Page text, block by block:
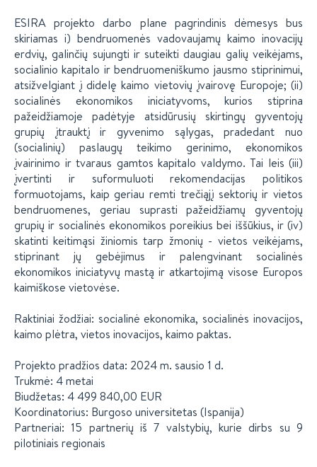
ESIRA projekto darbo plane pagrindinis dėmesys bus
skiriamas i) bendruomenės vadovaujamų kaimo inovacijų
erdvių, galinčių sujungti ir suteikti daugiau galių veikėjams,
socialinio kapitalo ir bendruomeniškumo jausmo stiprinimui,
atsižvelgiant į didelę kaimo vietovių įvairovę Europoje; (ii)
socialinės ekonomikos iniciatyvoms, kurios stiprina
pažeidžiamoje padėtyje atsidūrusių skirtingų gyventojų
grupių įtrauktį ir gyvenimo sąlygas, pradedant nuo
(socialinių) paslaugų teikimo gerinimo, ekonomikos
įvairinimo ir tvaraus gamtos kapitalo valdymo. Tai leis (iii)
įvertinti ir suformuluoti rekomendacijas politikos
formuotojams, kaip geriau remti trečiąjį sektorių ir vietos
bendruomenes, geriau suprasti pažeidžiamų gyventojų
grupių ir socialinės ekonomikos poreikius bei iššūkius, ir (iv)
skatinti keitimąsi žiniomis tarp žmonių - vietos veikėjams,
stiprinant jų gebėjimus ir palengvinant socialinės
ekonomikos iniciatyvų mastą ir atkartojimą visose Europos
kaimiškose vietovėse.
Raktiniai žodžiai: socialinė ekonomika, socialinės inovacijos,
kaimo plėtra, vietos inovacijos, kaimo paktas.
Projekto pradžios data: 2024 m. sausio 1 d.
Trukmė: 4 metai
Biudžetas: 4 499 840,00 EUR
Koordinatorius: Burgoso universitetas (Ispanija)
Partneriai: 15 partnerių iš 7 valstybių, kurie dirbs su 9
pilotiniais regionais